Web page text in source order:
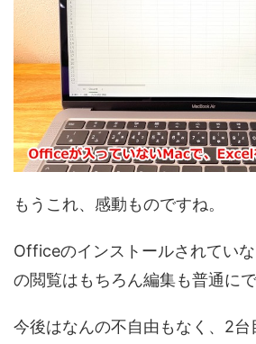
もうこれ、感動ものですね。
Officeのインストールされてい
の閲覧はもちろん編集も普通にで
今後はなんの不自由もなく、2台